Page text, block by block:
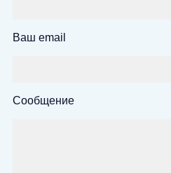
Ваш email
Сообщение